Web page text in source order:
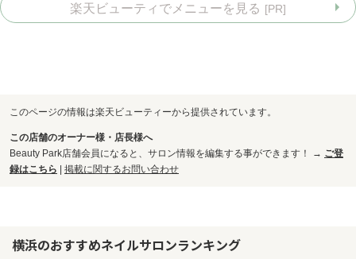
楽天ビューティでメニューを見る [PR]
このページの情報は楽天ビューティーから提供されています。
この店舗のオーナー様・店長様へ
Beauty Park店舗会員になると、サロン情報を編集する事ができます！ → ご登
録はこちら | 掲載に関するお問い合わせ
横浜のおすすめネイルサロンランキング